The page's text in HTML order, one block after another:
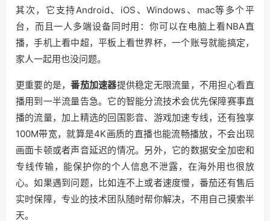
其次，它支持Android、iOS、Windows、mac等多个平
台，而且一人多端设备同时用：你可以在电脑上看NBA直
播，手机上看中超，平板上看世界杯，一个账号就能搞定，
家人一起用也没问题。
更重要的是，番茄加速器提供稳定无限流量，不用担心看直
播用到一半流量告急。它的智能分流技术会优先保障赛事直
播的流量，加上精选的回国影音、游戏加速专线，还有独享
100M带宽，就算是4K画质的直播也能流畅播放，不会出现
画面卡顿或者声音延迟的情况。另外，它的数据安全加密和
专线传输，能保护你的个人信息不泄露，在海外用也很放
心。如果遇到问题，比如连不上或者速度慢，番茄还有售后
实时保障，专业的技术团队随时帮你解决，不用自己摸索半
天。